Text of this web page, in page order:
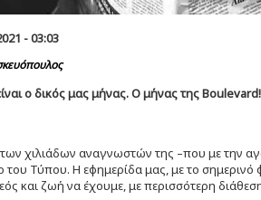
- 03:03
ο δικός μας μήνας. Ο μήνας της Boulevard!
χιλιάδων αναγνωστών της –που με την
Τύπου. Η εφημερίδα μας, με το σημερινό
και ζωή να έχουμε, με περισσότερη